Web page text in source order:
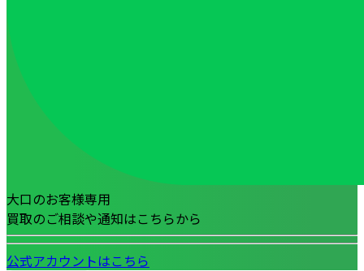
大口のお客様専用
買取のご相談や通知はこちらから
公式アカウントはこちら